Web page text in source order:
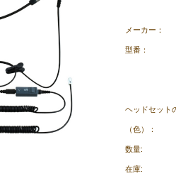
メーカー：
型番：
ヘッドセット
（色）：
数量:
在庫: